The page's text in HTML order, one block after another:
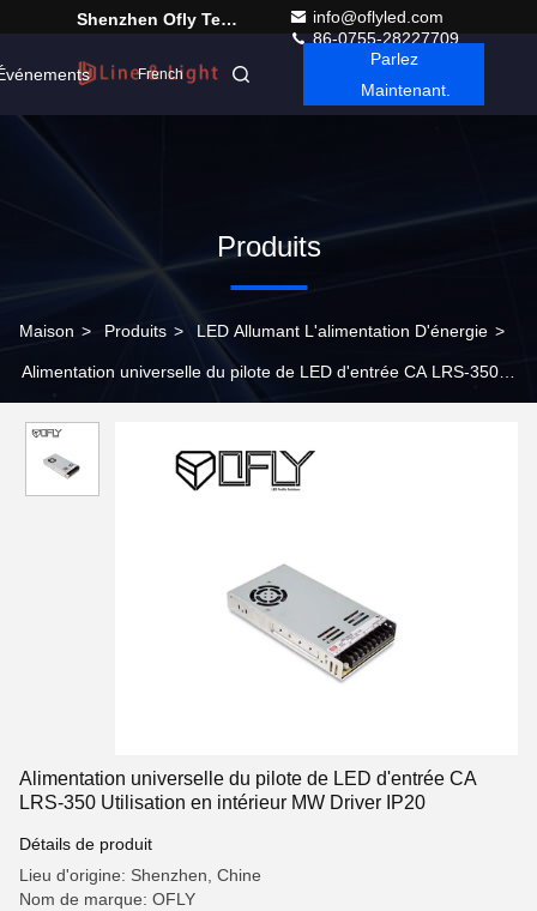
Shenzhen Ofly Technology Co.,Limited
info@oflyled.com
86-0755-28227709
French
Parlez
Maintenant.
Produits
Maison > Produits > LED Allumant L'alimentation D'énergie >
Alimentation universelle du pilote de LED d'entrée CA LRS-350
Alimentation universelle du pilote de LED d'entrée CA
LRS-350 Utilisation en intérieur MW Driver IP20
Détails de produit
Lieu d'origine: Shenzhen, Chine
Nom de marque: OFLY